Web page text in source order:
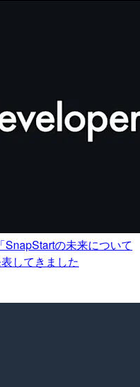
の未来について
してきました